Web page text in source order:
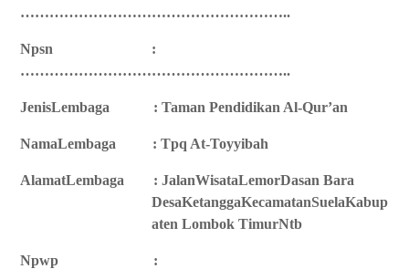
………………………………………………..
Npsn
:
………………………………………………..
JenisLembaga : Taman Pendidikan Al-Qur’an
NamaLembaga : Tpq At-Toyyibah
AlamatLembaga
: JalanWisataLemorDasan Bara
DesaKetanggaKecamatanSuelaKabup
aten Lombok TimurNtb
Npwp
: